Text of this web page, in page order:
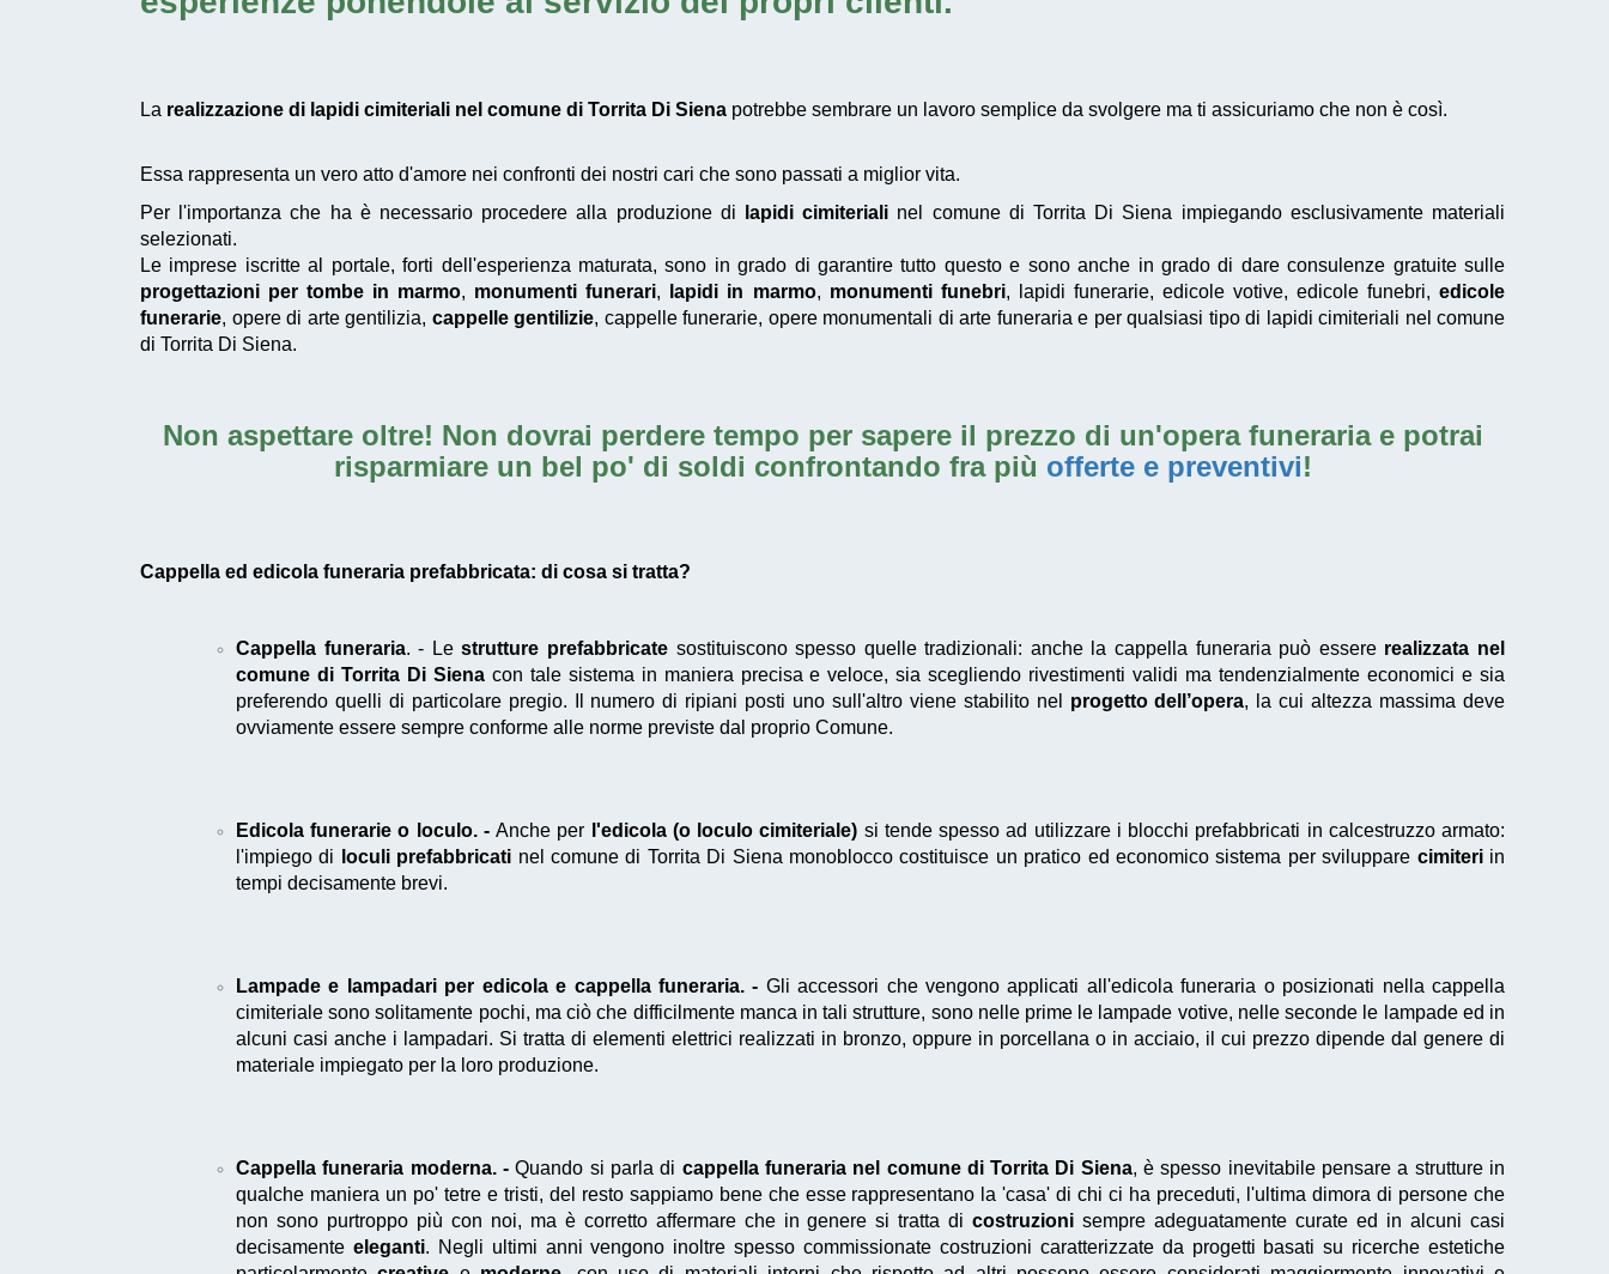
La realizzazione di lapidi cimiteriali nel comune di Torrita Di Siena potrebbe sembrare un lavoro semplice da svolgere ma ti assicuriamo che non è così.
Essa rappresenta un vero atto d'amore nei confronti dei nostri cari che sono passati a miglior vita.
Per l'importanza che ha è necessario procedere alla produzione di
lapidi cimiteriali nel comune di Torrita Di Siena impiegando esclusivamente materiali
selezionati.
Le imprese iscritte al portale, forti dell'esperienza maturata, sono in grado di garantire tutto questo e sono anche in grado di dare consulenze gratuite sulle
progettazioni per tombe in marmo, monumenti funerari, lapidi in marmo, monumenti funebri, lapidi funerarie, edicole votive, edicole funebri,edicole
funerarie, opere di arte gentilizia, cappelle gentilizie, cappelle funerarie, opere monumentali di arte funeraria e per qualsiasi tipo di lapidi cimiteriali nel comune
di Torrita Di Siena.
Non aspettare oltre! Non dovrai perdere tempo per sapere il prezzo di un'opera funeraria e potrai
risparmiare un bel po' di soldi confrontando fra più offerte e preventivi!
Cappella ed edicola funeraria prefabbricata: di cosa si tratta?
Cappella funeraria. - Lestrutture prefabbricatesostituiscono spesso quelle tradizionali: anche la cappella funeraria può essere realizzata nel
comune di Torrita Di Sienacon tale sistema in maniera precisa e veloce, sia scegliendo rivestimenti validi ma tendenzialmente economici e sia
preferendo quelli di particolare pregio. Il numero di ripiani posti uno sull'altro viene stabilito nel progetto dell’opera, la cui altezza massima deve
ovviamente essere sempre conforme alle norme previste dal proprio Comune.
Edicola funerarie o loculo. -Anche per l'edicola (o loculo cimiteriale) si tende spesso ad utilizzare i blocchi prefabbricati in calcestruzzo armato:
l'impiego di
loculi prefabbricati nel comune di Torrita Di Siena monoblocco costituisce un pratico ed economico sistema per sviluppare cimiteriin
tempi decisamente brevi.
Lampade e lampadari per edicola e cappella funeraria. - Gli accessori che vengono applicati all'edicola funeraria o posizionati nella cappella
cimiteriale sono solitamente pochi, ma ciò che difficilmente manca in tali strutture, sono nelle prime le lampade votive, nelle seconde le lampade ed in
alcuni casi anche i lampadari. Si tratta di elementi elettrici realizzati in bronzo, oppure in porcellana o in acciaio, il cui prezzo dipende dal genere di
materiale impiegato per la loro produzione.
Cappella funeraria moderna. -Quando si parla di cappella funeraria nel comune di Torrita Di Siena, è spesso inevitabile pensare a strutture in
qualche maniera un po' tetre e tristi, del resto sappiamo bene che esse rappresentano la 'casa' di chi ci ha preceduti, l'ultima dimora di persone che
non sono purtroppo più con noi, ma è corretto affermare che in genere si tratta dicostruzioni sempre adeguatamente curate ed in alcuni casi
decisamente eleganti. Negli ultimi anni vengono inoltre spesso commissionate costruzioni caratterizzate da progetti basati su ricerche estetiche